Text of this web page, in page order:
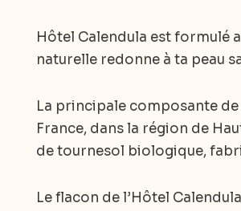
Hôtel Calendula est formulé
naturelle redonne à ta peau
La principale composante
France, dans la région de
de tournesol biologique,
Le flacon de l’Hôtel